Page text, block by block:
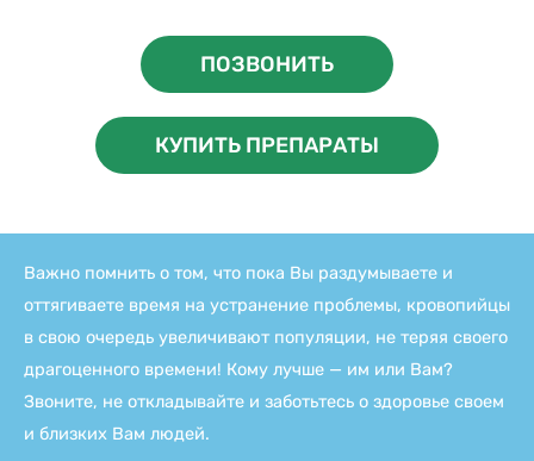
ПОЗВОНИТЬ
КУПИТЬ ПРЕПАРАТЫ
Важно помнить о том, что пока Вы раздумываете и
оттягиваете время на устранение проблемы, кровопийцы
в свою очередь увеличивают популяции, не теряя своего
драгоценного времени! Кому лучше — им или Вам?
Звоните, не откладывайте и заботьтесь о здоровье своем
и близких Вам людей.